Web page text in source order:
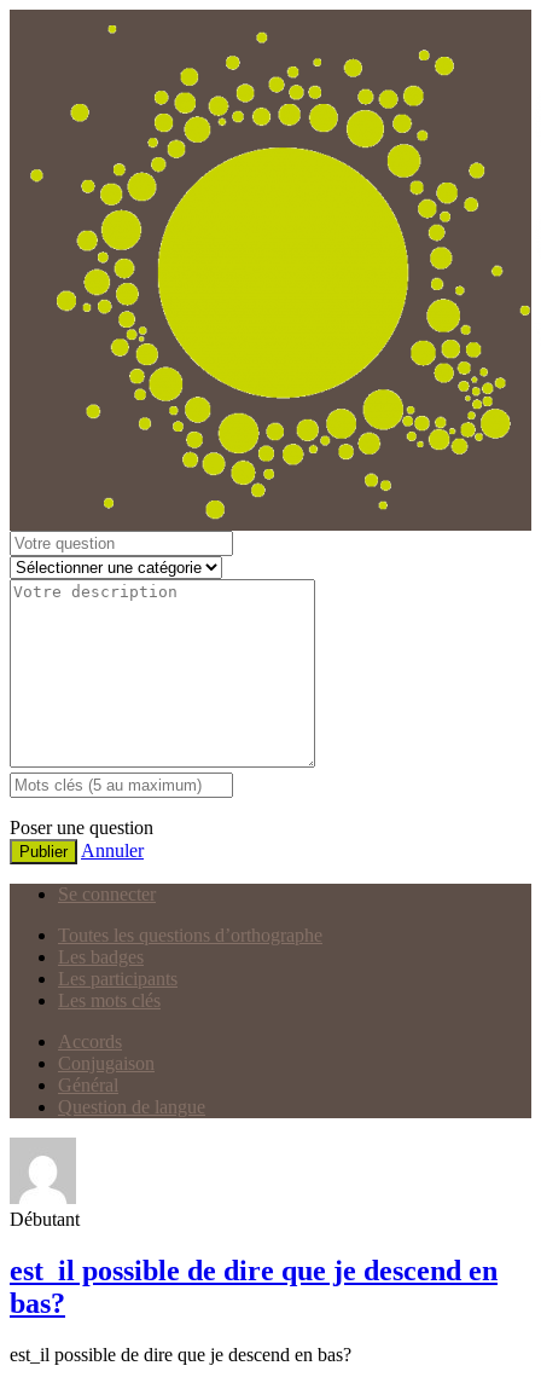
Poser une question
Publier Annuler
Se connecter
Toutes les questions d’orthographe
Les badges
Les participants
Les mots clés
Accords
Conjugaison
Général
Question de langue
Débutant
est_il possible de dire que je descend en
bas?
est_il possible de dire que je descend en bas?